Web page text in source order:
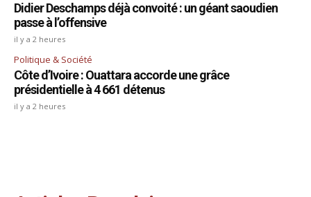
Didier Deschamps déjà convoité : un géant saoudien
passe à l’offensive
il y a 2 heures
Politique & Société
Côte d’Ivoire : Ouattara accorde une grâce
présidentielle à 4 661 détenus
il y a 2 heures